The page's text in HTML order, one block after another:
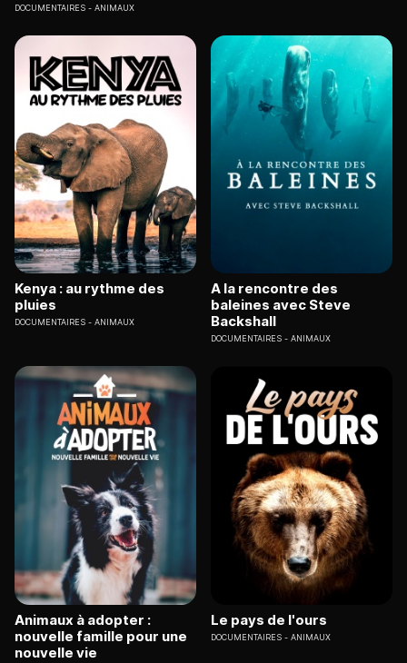
DOCUMENTAIRES ANIMAUX
Kenya : au rythme des
pluies
DOCUMENTAIRES ANIMAUX
A la rencontre des
baleines avec Steve
Backshall
DOCUMENTAIRES ANIMAUX
Animaux à adopter :
nouvelle famille pour une
nouvelle vie
Le pays de l'ours
DOCUMENTAIRES ANIMAUX